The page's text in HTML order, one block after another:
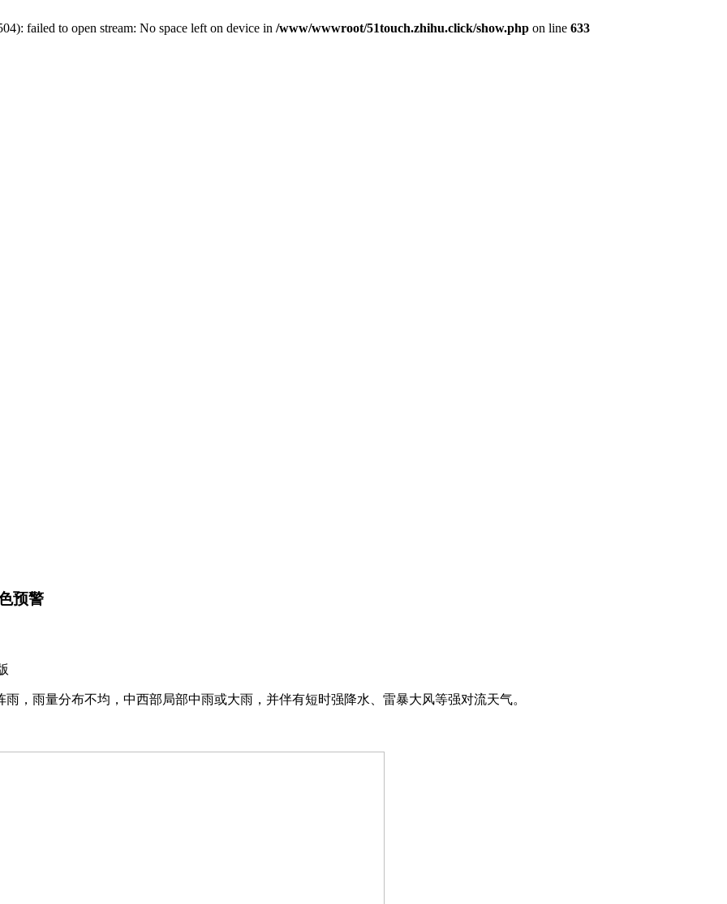
failed to open stream: No space left on device in /www/wwwroot/51touch.zhihu.click/show.php on line 633
预警
量分布不均，中西部局部中雨或大雨，并伴有短时强降水、雷暴大风等强对流天气。